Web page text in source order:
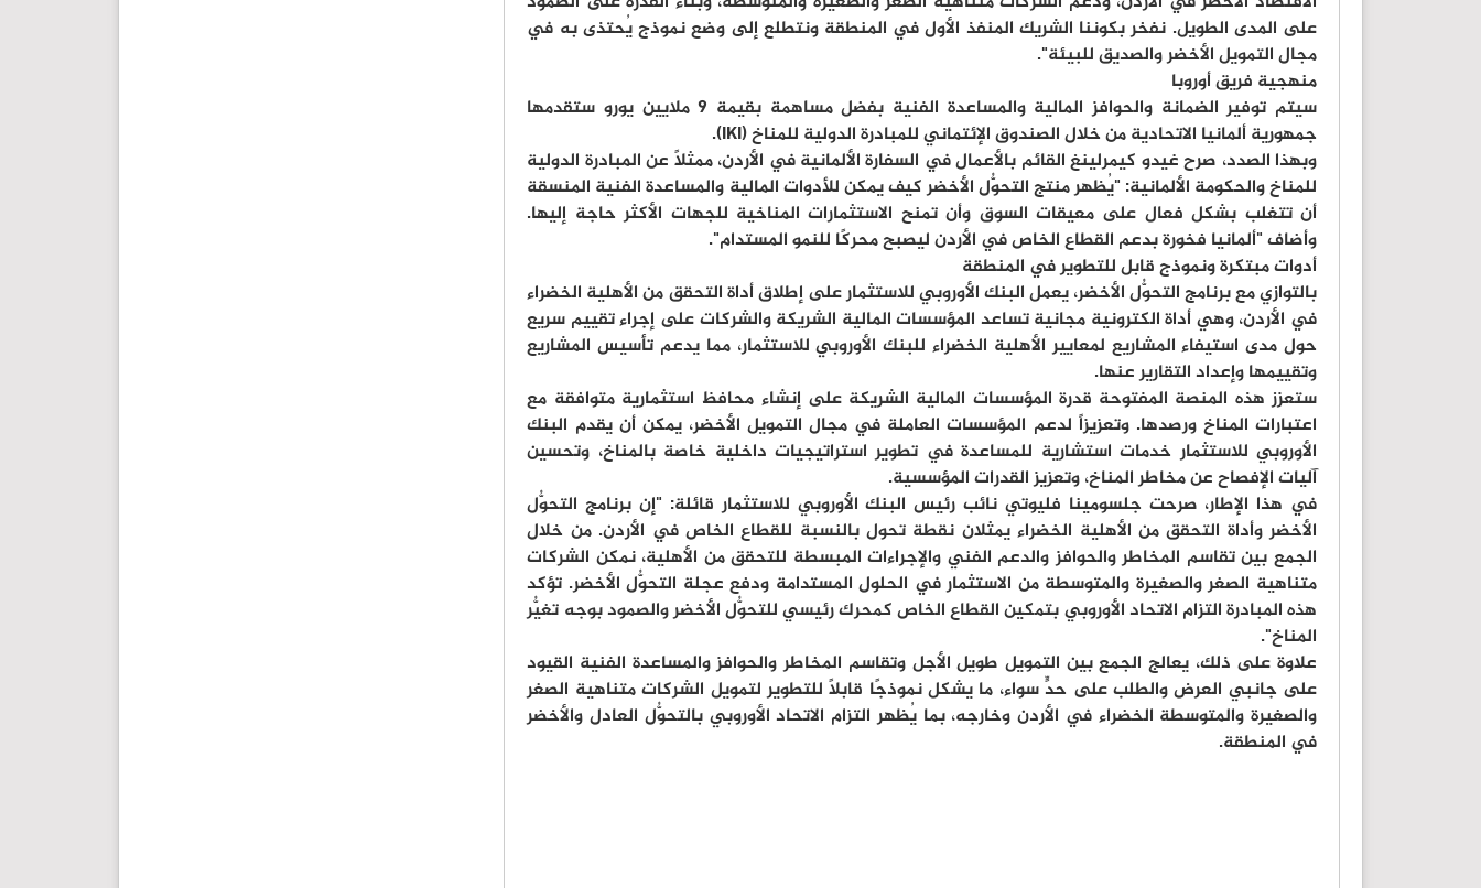
على المدى الطويل. نفخر بكوننا الشريك المنفذ الأول في المنطقة ونتطلع إلى وضع نموذج يُحتذى به في
مجال التمويل الأخضر والصديق للبيئة".
منهجية فريق أوروبا
سيتم توفير الضمانة والحوافز المالية والمساعدة الفنية بفضل مساهمة بقيمة 9 ملايين يورو ستقدمها
جمهورية ألمانيا الاتحادية من خلال الصندوق الإئتماني للمبادرة الدولية للمناخ (IKI).
وبهذا الصدد، صرح غيدو كيمرلينغ القائم بالأعمال في السفارة الألمانية في الأردن، ممثلًا عن المبادرة الدولية
للمناخ والحكومة الألمانية: "يُظهر منتج التحوُّل الأخضر كيف يمكن للأدوات المالية والمساعدة الفنية المنسقة
أن تتغلب بشكل فعال على معيقات السوق وأن تمنح الاستثمارات المناخية للجهات الأكثر حاجة إليها.
وأضاف "ألمانيا فخورة بدعم القطاع الخاص في الأردن ليصبح محركًا للنمو المستدام".
أدوات مبتكرة ونموذج قابل للتطوير في المنطقة
بالتوازي مع برنامج التحوُّل الأخضر، يعمل البنك الأوروبي للاستثمار على إطلاق أداة التحقق من الأهلية الخضراء
في الأردن، وهي أداة الكترونية مجانية تساعد المؤسسات المالية الشريكة والشركات على إجراء تقييم سريع
حول مدى استيفاء المشاريع لمعايير الأهلية الخضراء للبنك الأوروبي للاستثمار، مما يدعم تأسيس المشاريع
وتقييمها وإعداد التقارير عنها.
ستعزز هذه المنصة المفتوحة قدرة المؤسسات المالية الشريكة على إنشاء محافظ استثمارية متوافقة مع
اعتبارات المناخ ورصدها. وتعزيزاً لدعم المؤسسات العاملة في مجال التمويل الأخضر، يمكن أن يقدم البنك
الأوروبي للاستثمار خدمات استشارية للمساعدة في تطوير استراتيجيات داخلية خاصة بالمناخ، وتحسين
آليات الإفصاح عن مخاطر المناخ، وتعزيز القدرات المؤسسية.
في هذا الإطار، صرحت جلسومينا فليوتي نائب رئيس البنك الأوروبي للاستثمار قائلة: "إن برنامج التحوُّل
الأخضر وأداة التحقق من الأهلية الخضراء يمثلان نقطة تحول بالنسبة للقطاع الخاص في الأردن. من خلال
الجمع بين تقاسم المخاطر والحوافز والدعم الفني والإجراءات المبسطة للتحقق من الأهلية، نمكن الشركات
متناهية الصغر والصغيرة والمتوسطة من الاستثمار في الحلول المستدامة ودفع عجلة التحوُّل الأخضر. تؤكد
هذه المبادرة التزام الاتحاد الأوروبي بتمكين القطاع الخاص كمحرك رئيسي للتحوُّل الأخضر والصمود بوجه تغيُّر
المناخ".
علاوة على ذلك، يعالج الجمع بين التمويل طويل الأجل وتقاسم المخاطر والحوافز والمساعدة الفنية القيود
على جانبي العرض والطلب على حدٍّ سواء، ما يشكل نموذجًا قابلًا للتطوير لتمويل الشركات متناهية الصغر
والصغيرة والمتوسطة الخضراء في الأردن وخارجه، بما يُظهر التزام الاتحاد الأوروبي بالتحوُّل العادل والأخضر
في المنطقة.